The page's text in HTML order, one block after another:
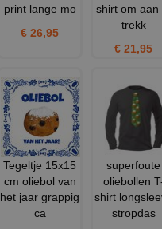
print lange mo
€ 26,95
shirt om aan
trekk
€ 21,95
Tegeltje 15x15
cm oliebol van
het jaar grappig
ca
superfoute
oliebollen
shirt
stropdas